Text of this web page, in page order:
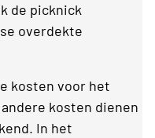
de picknick
overdekte
kosten voor het
kosten dienen
In het